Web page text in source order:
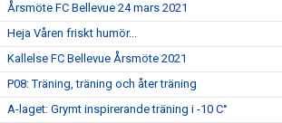
Årsmöte FC Bellevue 24 mars 2021
Heja Våren friskt humör...
Kallelse FC Bellevue Årsmöte 2021
P08: Träning, träning och åter träning
A-laget: Grymt inspirerande träning i -10 C°